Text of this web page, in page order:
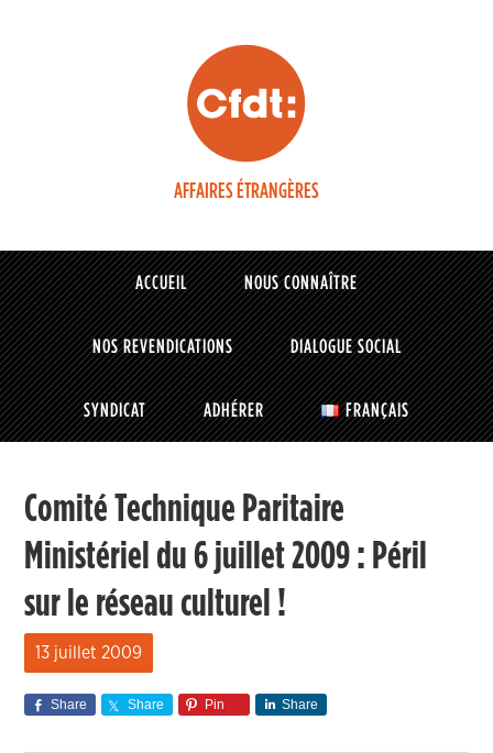
AFFAIRES ÉTRANGÈRES
ACCUEIL NOUS CONNAÎTRE
NOS REVENDICATIONS DIALOGUE SOCIAL
SYNDICAT ADHÉRER FRANÇAIS
Comité Technique Paritaire
Ministériel du 6 juillet 2009 : Péril
sur le réseau culturel !
13 juillet 2009
Share Share Pin Share